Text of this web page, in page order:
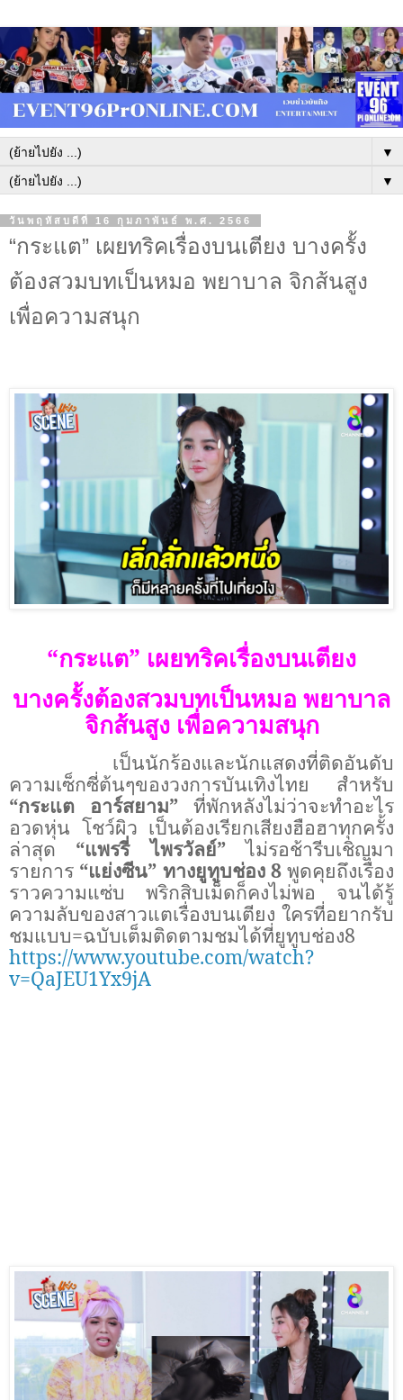
▼
▼
วันพฤหัสบดีที่ 16 กุมภาพันธ์ พ.ศ. 2566
“กระแต” เผยทริคเรื่องบนเตียง บางครั้ง
ต้องสวมบทเป็นหมอ พยาบาล จิกส้นสูง
เพื่อความสนุก
“กระแต” เผยทริคเรื่องบนเตียง
บางครั้งต้องสวมบทเป็นหมอ พยาบาล
จิกส้นสูง เพื่อความสนุก
เป็นนักร้องและนักแสดงที่ติดอันดับ
ความเซ็กซี่ต้นๆของวงการบันเทิงไทย สำหรับ
“กระแต อาร์สยาม” ที่พักหลังไม่ว่าจะทำอะไร
อวดหุ่น โชว์ผิว เป็นต้องเรียกเสียงฮือฮาทุกครั้ง
ล่าสุด “แพรรี่ ไพรวัลย์”ไม่รอช้ารีบเชิญมา
รายการ “แย่งซีน” ทางยูทูบช่อง 8พูดคุยถึงเรื่อง
ราวความแซ่บ พริกสิบเม็ดก็คงไม่พอ จนได้รู้
ความลับของสาวแตเรื่องบนเตียง ใครที่อยากรับ
ชมแบบ=ฉบับเต็มติดตามชมได้ที่ยูทูบช่อง8
https://www.youtube.com/watch?
v=QaJEU1Yx9jA